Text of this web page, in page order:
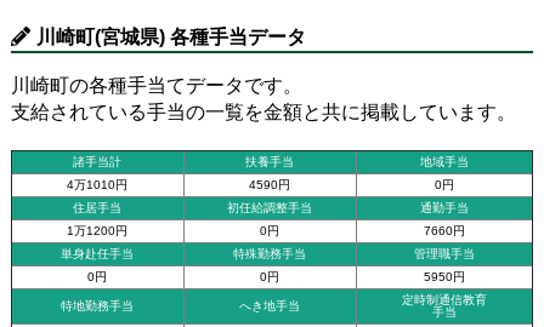
川崎町(宮城県) 各種手当データ
川崎町の各種手当てデータです。
支給されている手当の一覧を金額と共に掲載しています。
諸手当計 扶養手当
地域手当
4万1010円
4590円
0円
住居手当
初任給調整手当
通勤手当
1万1200円
0円
7660円
単身赴任手当
特殊勤務手当
管理職手当
0円
0円 5950円
特地勤務手当 へき地手当
定時制通信教育
手当